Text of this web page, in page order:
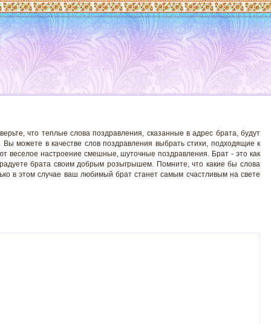
что теплые слова поздравления, сказанные в адрес брата, будут
можете в качестве слов поздравления выбрать стихи, подходящие к
веселое настроение смешные, шуточные поздравления. Брат - это как
брата своим добрым розыгрышем. Помните, что какие бы слова
в этом случае ваш любимый брат станет самым счастливым на свете